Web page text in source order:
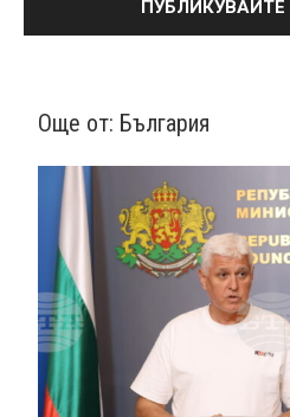
Още от: България